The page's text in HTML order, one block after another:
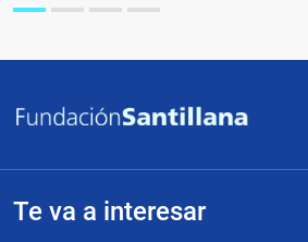
Te va a interesar